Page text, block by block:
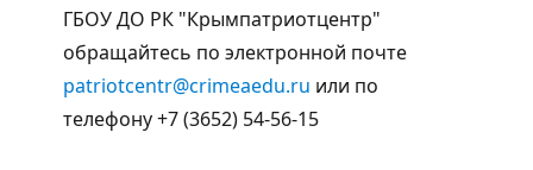
ГБОУ ДО РК "Крымпатриотцентр"
обращайтесь по электронной почте
patriotcentr@crimeaedu.ru или по
телефону +7 (3652) 54-56-15